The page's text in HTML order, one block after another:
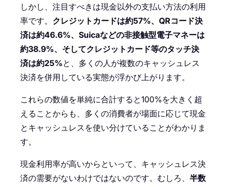
しかし、注目すべきは現金以外の支払い方法の利用
率です。 クレジットカードは約57%、QRコード決
済は約46.6%、Suicaなどの非接触型電子マネーは
約38.9%、そしてクレジットカード等のタッチ決
済は約25%と、多くの人が複数のキャッシュレス
決済を併用している実態が浮かび上がります。
これらの数値を単純に合計すると100%を大きく超
えることからも、多くの消費者が場面に応じて現金
とキャッシュレスを使い分けていることがわかりま
す。
現金利用率が高いからといって、キャッシュレス決
済の需要がないわけではないのです。むしろ、 半数